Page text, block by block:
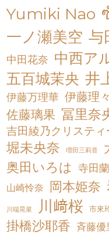
Yumiki Nao
一ノ瀬美空 与
中田花奈 中西ア
五百城茉央 井
伊藤万理華 伊藤理
佐藤璃果 冨里奈
吉田綾乃クリスティ
堀未央奈 増田三莉音
奥田いろは 寺田
山崎怜奈 岡本姫奈
川端晃菜 川﨑桜 市來
掛橋沙耶香 斉藤優